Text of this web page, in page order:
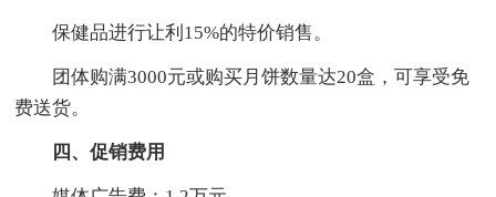
保健品进行让利15%的特价销售。
团体购满3000元或购买月饼数量达20盒，可享受免
费送货。
四、促销费用